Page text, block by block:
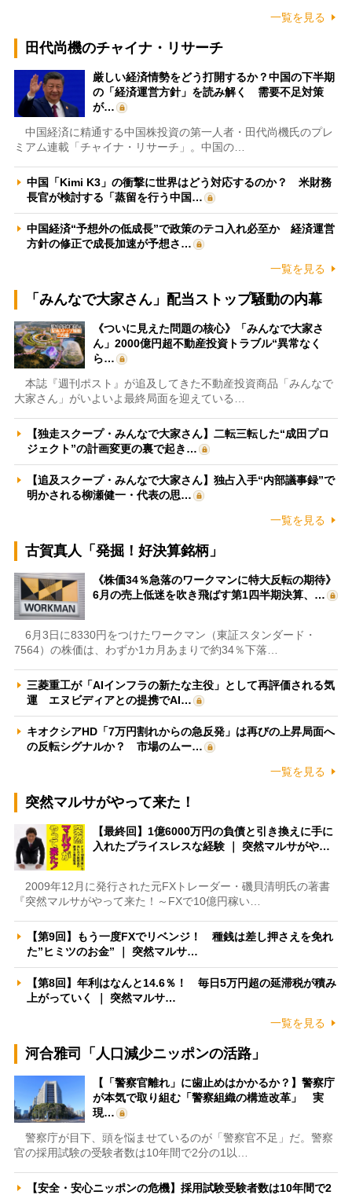
一覧を見る
田代尚機のチャイナ・リサーチ
厳しい経済情勢をどう打開するか？中国の下半期
の「経済運営方針」を読み解く 需要不足対策
が…
中国経済に精通する中国株投資の第一人者・田代尚機氏のプレ
ミアム連載「チャイナ・リサーチ」。中国の…
中国「Kimi K3」の衝撃に世界はどう対応するのか？ 米財務
長官が検討する「蒸留を行う中国…
中国経済“予想外の低成長”で政策のテコ入れ必至か 経済運営
方針の修正で成長加速が予想さ…
一覧を見る
「みんなで大家さん」配当ストップ騒動の内幕
《ついに見えた問題の核心》「みんなで大家さ
ん」2000億円超不動産投資トラブル“異常なく
ら…
本誌『週刊ポスト』が追及してきた不動産投資商品「みんなで
大家さん」がいよいよ最終局面を迎えている…
【独走スクープ・みんなで大家さん】二転三転した“成田プロ
ジェクト”の計画変更の裏で起き…
【追及スクープ・みんなで大家さん】独占入手“内部議事録”で
明かされる柳瀬健一・代表の思…
一覧を見る
古賀真人「発掘！好決算銘柄」
《株価34％急落のワークマンに特大反転の期待》
6月の売上低迷を吹き飛ばす第1四半期決算、…
6月3日に8330円をつけたワークマン（東証スタンダード・
7564）の株価は、わずか1カ月あまりで約34％下落…
三菱重工が「AIインフラの新たな主役」として再評価される気
運 エヌビディアとの提携でAI…
キオクシアHD「7万円割れからの急反発」は再びの上昇局面へ
の反転シグナルか？ 市場のムー…
一覧を見る
突然マルサがやって来た！
【最終回】1億6000万円の負債と引き換えに手に
入れたプライスレスな経験 ｜ 突然マルサがや…
2009年12月に発行された元FXトレーダー・磯貝清明氏の著書
『突然マルサがやって来た！～FXで10億円稼い…
【第9回】もう一度FXでリベンジ！ 種銭は差し押さえを免れ
た”ヒミツのお金” ｜ 突然マルサ…
【第8回】年利はなんと14.6％！ 毎日5万円超の延滞税が積み
上がっていく ｜ 突然マルサ…
一覧を見る
河合雅司「人口減少ニッポンの活路」
【「警察官離れ」に歯止めはかかるか？】警察庁
が本気で取り組む「警察組織の構造改革」 実
現…
警察庁が目下、頭を悩ませているのが「警察官不足」だ。警察
官の採用試験の受験者数は10年間で2分の1以…
【安全・安心ニッポンの危機】採用試験受験者数は10年間で2